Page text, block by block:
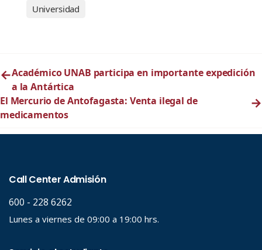
Universidad
←Académico UNAB participa en importante expedición
a la Antártica
El Mercurio de Antofagasta: Venta ilegal de
medicamentos
→